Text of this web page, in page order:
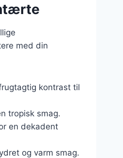
med din
kontrast til
tropisk smag.
en dekadent
og varm smag.